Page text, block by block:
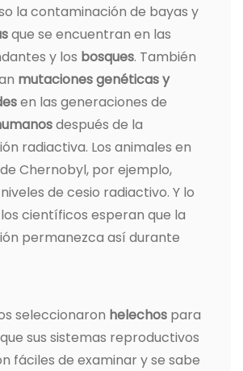
la contaminación de bayas y
que se encuentran en las
y los bosques. También
mutaciones genéticas y
en las generaciones de
después de la
radiactiva. Los animales en
Chernobyl, por ejemplo,
de cesio radiactivo. Y lo
científicos esperan que la
permanezca así durante
seleccionaron helechos para
sus sistemas reproductivos
fáciles de examinar y se sabe